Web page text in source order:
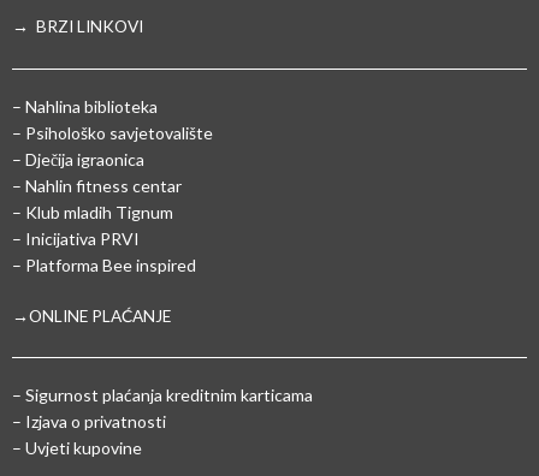
→ BRZI LINKOVI
– Nahlina biblioteka
– Psihološko savjetovalište
– Dječija igraonica
– Nahlin fitness centar
– Klub mladih Tignum
– Inicijativa PRVI
– Platforma Bee inspired
→ONLINE PLAĆANJE
– Sigurnost plaćanja kreditnim karticama
– Izjava o privatnosti
– Uvjeti kupovine